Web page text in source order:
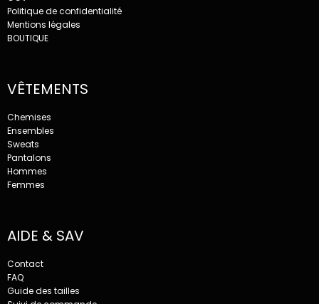
Politique de confidentialité
Mentions légales
BOUTIQUE
VÊTEMENTS
Chemises
Ensembles
Sweats
Pantalons
Hommes
Femmes
AIDE & SAV
Contact
FAQ
Guide des tailles